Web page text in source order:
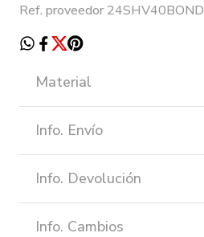
Ref. proveedor 24SHV40BOND
Material
Info. Envío
Info. Devolución
Info. Cambios